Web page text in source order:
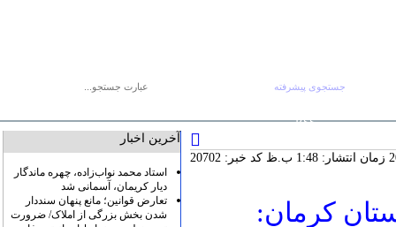
جستجوی پیشرفته
RSS
کد خبر: 20702
کرمان:
آخرین اخبار
استاد محمد نواب‌زاده، چهره ماندگار
دیار کریمان، آسمانی شد
تعارض قوانین؛ مانع پنهان سنددار
شدن بخش بزرگی از املاک/ ضرورت